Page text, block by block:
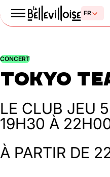
Le
de la
depuis
CONCERT
Tokyo
LE CLUB JEU
19H30 À
À PARTIR DE